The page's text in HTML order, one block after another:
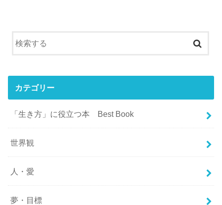
カテゴリー
「生き方」に役立つ本 Best Book
世界観
人・愛
夢・目標